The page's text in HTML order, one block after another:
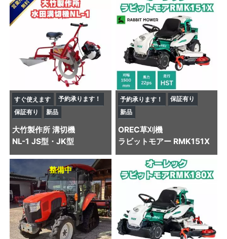
すぐ使えます
予約承ります！
保証有り
新品
大竹製作所 溝切機
NL-1 JS型・JK型
予約承ります！
保証有り
新品
OREC草刈機
ラビットモアー RMK151X
整備中